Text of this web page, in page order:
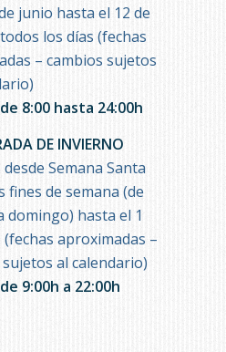
junio hasta el 12 de
los días (fechas
– cambios sujetos
8:00 hasta 24:00h
DE INVIERNO
Semana Santa
fines de semana (de
domingo) hasta el 1
(fechas aproximadas –
al calendario)
9:00h a 22:00h